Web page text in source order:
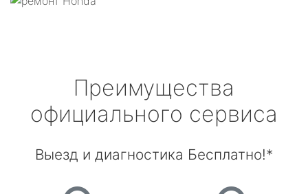
Преимущества
официального сервиса
Выезд и диагностика Бесплатно!*